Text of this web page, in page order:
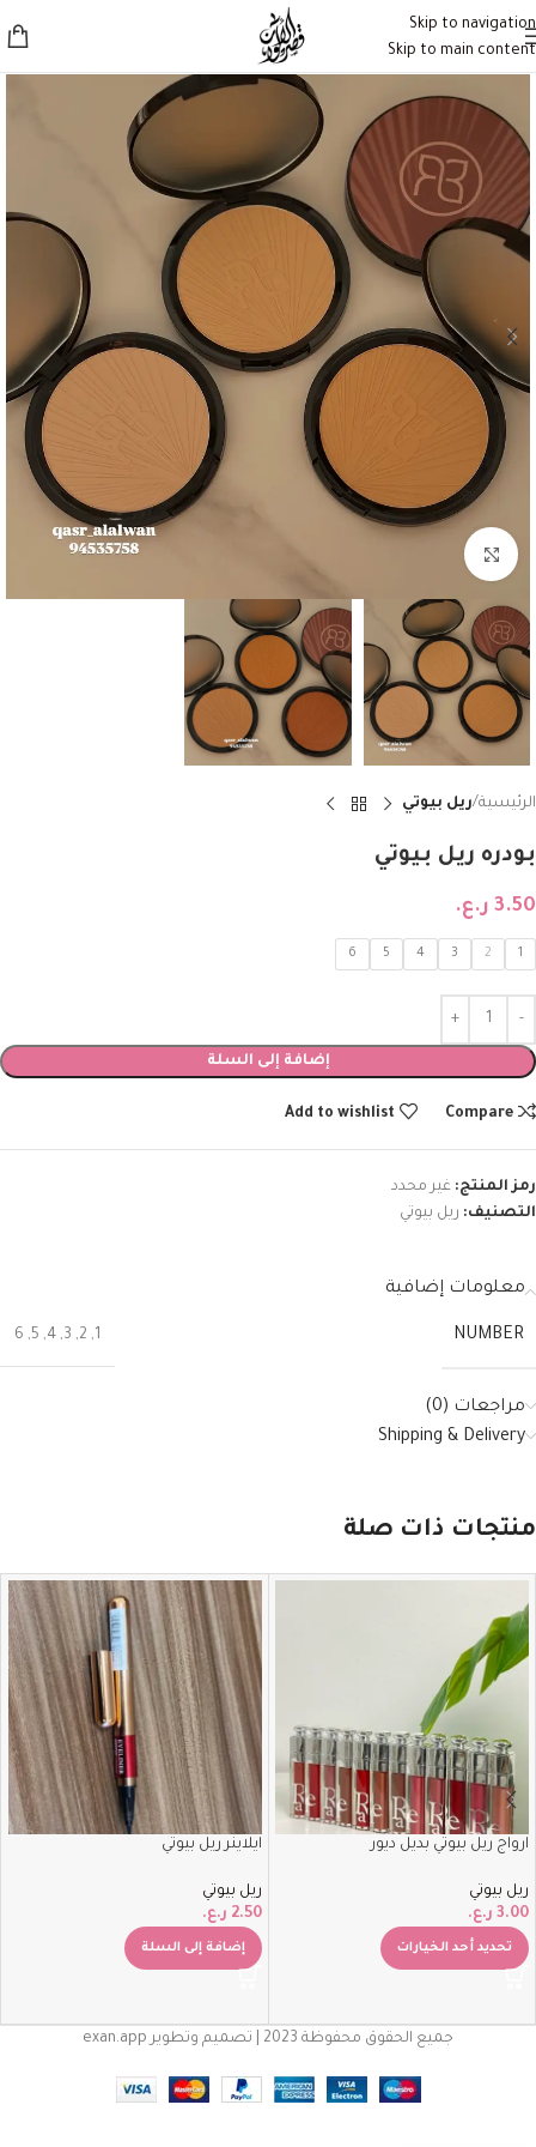
Skip to navigation
Skip to main content
Click to enlarge
الرئيسية ريل بيوتي
بودره ريل بيوتي
3.50 ر.ع.
1
2
3
4
5
6
إضافة إلى السلة
Compare
Add to wishlist
رمز المنتج: غير محدد
التصنيف: ريل بيوتي
معلومات إضافية
NUMBER
1
,
2
,
3
,
4
,
5
,
6
مراجعات (0)
Shipping & Delivery
منتجات ذات صلة
ارواج ريل بيوتي بديل ديور
ريل بيوتي
3.00 ر.ع.
تحديد أحد الخيارات
ايلاينر ريل بيوتي
ريل بيوتي
2.50 ر.ع.
إضافة إلى السلة
جميع الحقوق محفوظة 2023 | تصميم وتطوير exan.app